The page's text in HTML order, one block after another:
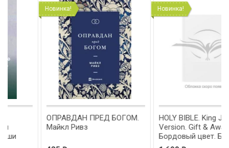
ОПРАВДАН ПРЕД БОГОМ.
Майкл Ривз
Новинка!
HOLY BIBLE. King James
Version. Gift & Award Bible.
Бордовый цвет. Библия
Короля Иакова на